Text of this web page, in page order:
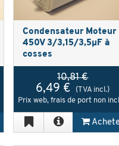
Condensateur Moteur
450V 3/3,15/3,5µF à
cosses
10,81 €
6,49 €
(TVA incl.)
Prix web, frais de port non